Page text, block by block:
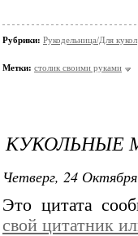
Рубрики: Рукодельница/Для кукол
Метки: столик своими руками
КУКОЛЬНЫЕ
Четверг, 24
Это цитата
свой цитатник